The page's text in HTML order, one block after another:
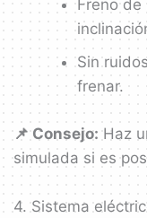
Freno
Sin
frenar.
📌 Consejo: Haz
simulada si es
4. Sistema